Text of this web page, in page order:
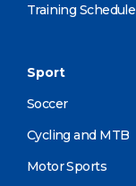
Training Schedule
Sport
Soccer
Cycling and MTB
Motor Sports